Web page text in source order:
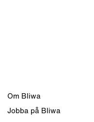
Om Bliwa
Jobba på Bliwa